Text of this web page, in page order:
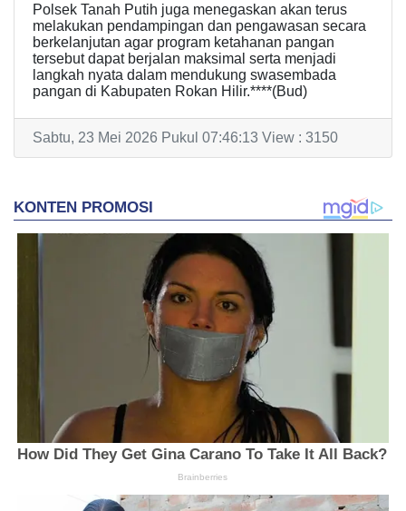
Polsek Tanah Putih juga menegaskan akan terus
melakukan pendampingan dan pengawasan secara
berkelanjutan agar program ketahanan pangan
tersebut dapat berjalan maksimal serta menjadi
langkah nyata dalam mendukung swasembada
pangan di Kabupaten Rokan Hilir.****(Bud)
Sabtu, 23 Mei 2026 Pukul 07:46:13 View : 3150